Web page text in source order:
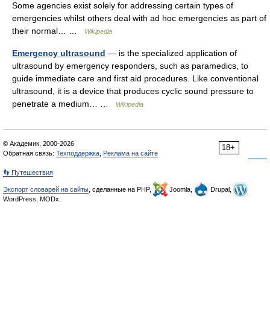
Some agencies exist solely for addressing certain types of
emergencies whilst others deal with ad hoc emergencies as part of
their normal… …
Wikipedia
Emergency ultrasound — is the specialized application of
ultrasound by emergency responders, such as paramedics, to
guide immediate care and first aid procedures. Like conventional
ultrasound, it is a device that produces cyclic sound pressure to
penetrate a medium… …
Wikipedia
18+
© Академик, 2000-2026
Обратная связь: Техподдержка Реклама на сайте
👣 Путешествия
Экспорт словарей на сайты , сделанные на PHP, Joomla,
Drupal,
WordPress, MODx.